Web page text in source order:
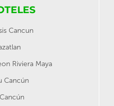
Cancun
Riviera Maya
Cancún